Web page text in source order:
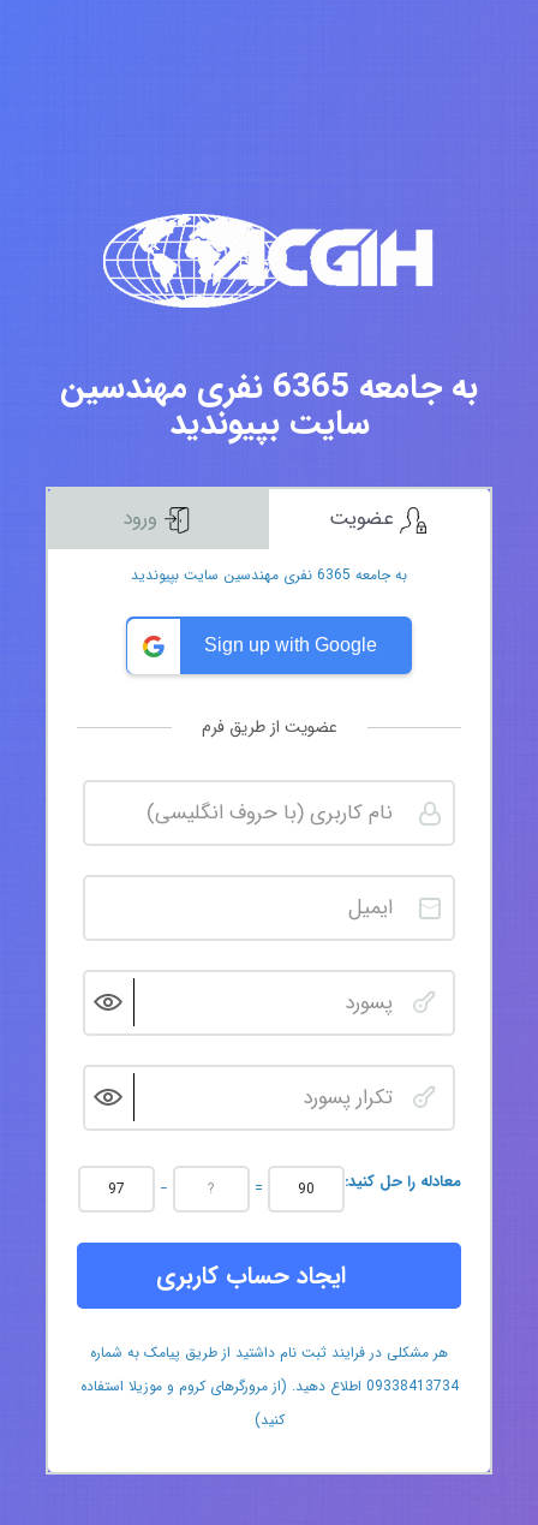
به جامعه 6365 نفری مهندسین
سایت بپیوندید
به جامعه 6365 نفری مهندسین سایت بپیوندید
Sign up with Google
عضویت از طریق فرم
:معادله را حل کنید − =
ایجاد حساب کاربری
هر مشکلی در فرایند ثبت نام داشتید از طریق پیامک به شماره
09338413734 اطلاع دهید. (از مرورگرهای کروم و موزیلا استفاده
کنید)